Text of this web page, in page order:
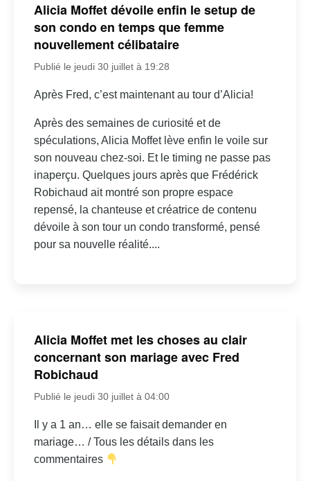
Alicia Moffet dévoile enfin le setup de
son condo en temps que femme
nouvellement célibataire
Publié le jeudi 30 juillet à 19:28
Après Fred, c’est maintenant au tour d’Alicia!
Après des semaines de curiosité et de
spéculations, Alicia Moffet lève enfin le voile sur
son nouveau chez-soi. Et le timing ne passe pas
inaperçu. Quelques jours après que Frédérick
Robichaud ait montré son propre espace
repensé, la chanteuse et créatrice de contenu
dévoile à son tour un condo transformé, pensé
pour sa nouvelle réalité....
Alicia Moffet met les choses au clair
concernant son mariage avec Fred
Robichaud
Publié le jeudi 30 juillet à 04:00
Il y a 1 an… elle se faisait demander en
mariage… / Tous les détails dans les
commentaires